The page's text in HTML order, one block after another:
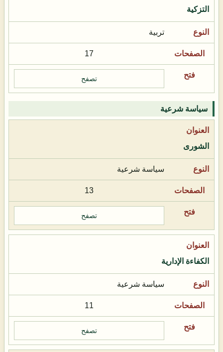
التزكية
تربية
17
تصفح
سياسة شرعية
الشورى
سياسة شرعية
13
تصفح
الكفاءة الإدارية
سياسة شرعية
11
تصفح